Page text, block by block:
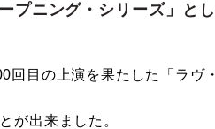
プニング・シリーズ」とし
回目の上演を果たした「ラヴ・
が出来ました。